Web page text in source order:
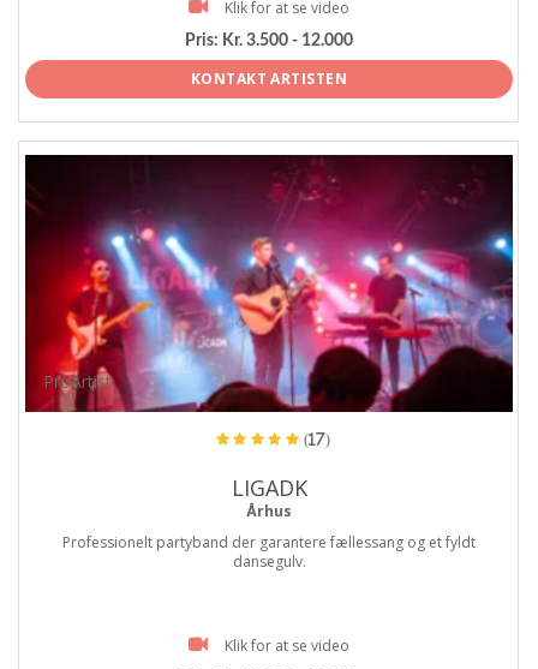
Klik for at se video
Pris: Kr. 3.500 - 12.000
KONTAKT ARTISTEN
ProArtist
(17)
LIGADK
Århus
Professionelt partyband der garantere fællessang og et fyldt
dansegulv.
Klik for at se video